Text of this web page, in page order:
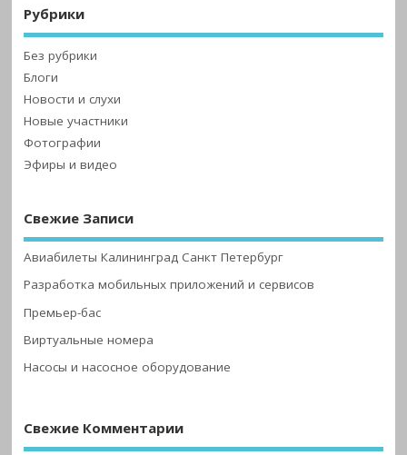
Рубрики
Без рубрики
Блоги
Новости и слухи
Новые участники
Фотографии
Эфиры и видео
Свежие Записи
Авиабилеты Калининград Санкт Петербург
Разработка мобильных приложений и сервисов
Премьер-бас
Виртуальные номера
Насосы и насосное оборудование
Свежие Комментарии